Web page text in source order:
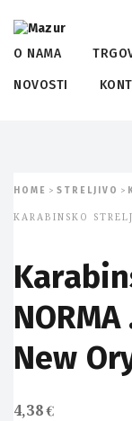
O NAMA
NOVOSTI
HOME > STRELJIVO >
KARABINSKO
New
4,38€